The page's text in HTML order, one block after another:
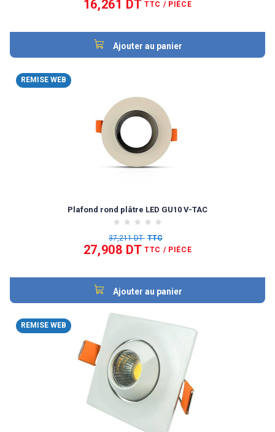
16,261 DT TTC / PIÉCE
Ajouter au panier
REMISE WEB
Plafond rond plâtre LED GU10 V-TAC
37,211 DT TTC
27,908 DT TTC / PIÉCE
Ajouter au panier
REMISE WEB